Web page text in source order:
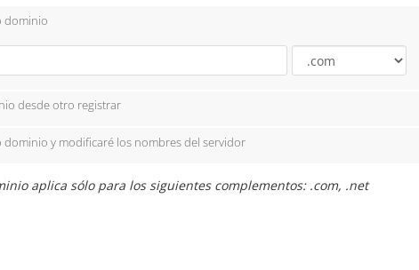
dominio
desde otro registrar
dominio y modificaré los nombres del servidor
aplica sólo para los siguientes complementos: .com, .net